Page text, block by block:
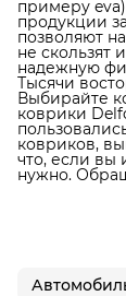
примеру
продукции
позволяют
не скользят
надежную
Тысячи
Выбирайте
коврики
ковриков,
что, если вы
нужно.